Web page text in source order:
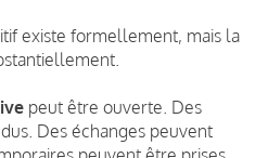
existe formellement, mais la
peut être ouverte. Des
Des échanges peuvent